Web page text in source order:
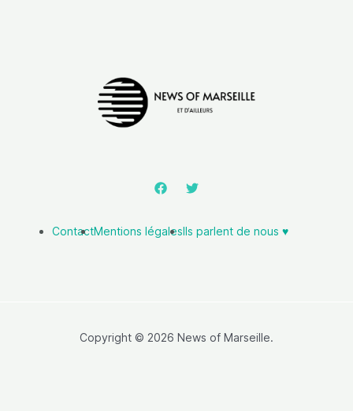
ContactMentions légalesIls parlent de nous ♥️
Copyright © 2026 News of Marseille.